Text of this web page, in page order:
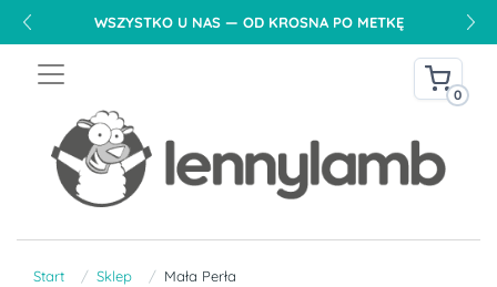
WSZYSTKO U NAS — OD KROSNA PO METKĘ
0
Start Sklep Mała Perła